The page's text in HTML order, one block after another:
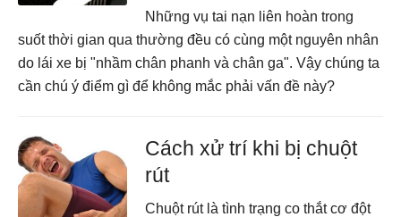
Những vụ tai nạn liên hoàn trong
suốt thời gian qua thường đều có cùng một nguyên nhân
do lái xe bị "nhầm chân phanh và chân ga". Vậy chúng ta
cần chú ý điểm gì để không mắc phải vấn đề này?
Cách xử trí khi bị chuột
rút
Chuột rút là tình trạng co thắt cơ đột